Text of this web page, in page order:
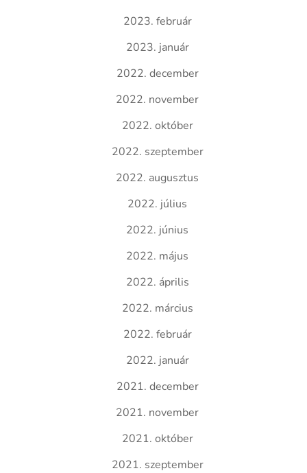
2023. február
2023. január
2022. december
2022. november
2022. október
2022. szeptember
2022. augusztus
2022. július
2022. június
2022. május
2022. április
2022. március
2022. február
2022. január
2021. december
2021. november
2021. október
2021. szeptember